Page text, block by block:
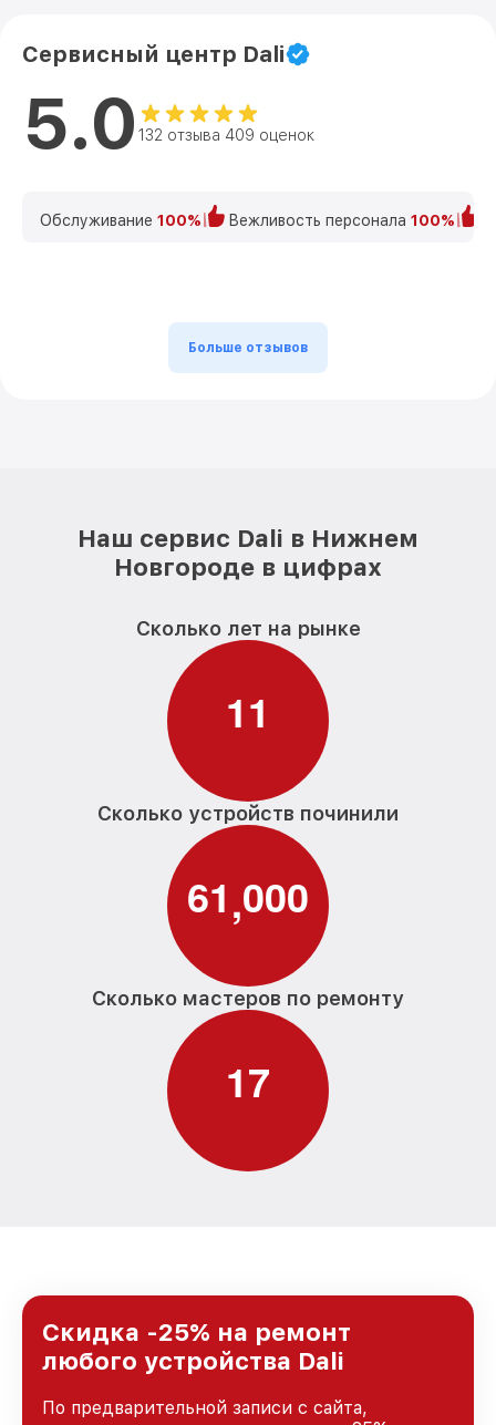
Сервисный центр Dali
5.0 132 отзыва 409 оценок
Обслуживание 100% Вежливость персонала 100%
Больше отзывов
Наш сервис Dali в Нижнем
Новгороде в цифрах
Сколько лет на рынке
11
Сколько устройств починили
61,000
Сколько мастеров по ремонту
17
Скидка -25% на ремонт
любого устройства Dali
По предварительной записи с сайта,